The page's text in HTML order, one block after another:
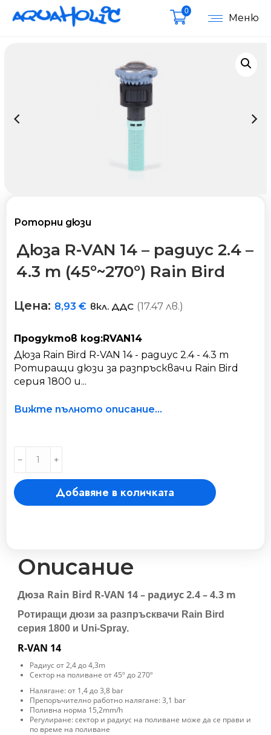
Меню
0
Роторни дюзи
Дюза R-VAN 14 – радиус 2.4 –
4.3 m (45º~270º) Rain Bird
Цена: 8,93€ вкл. ДДС (17.47 лв.)
Продуктов код:RVAN14
Дюза Rain Bird R-VAN 14 - радиус 2.4 - 4.3 m
Ротиращи дюзи за разпръсквачи Rain Bird
серия 1800 и...
Вижте пълното описание...
VAN
14
-
4.3
m
Rain
Bird
количество
﹣ ﹢
Добавяне в количката
Описание
Дюза Rain Bird R-VAN 14 – радиус 2.4 – 4.3 m
Ротиращи дюзи за разпръсквачи Rain Bird
серия 1800 и Uni-Spray.
R-VAN 14
Радиус от 2,4 до 4,3m
Сектор на поливане от 45º до 270º
Налягане: от 1,4 до 3,8 bar
Препоръчително работно налягане: 3,1 bar
Поливна норма 15,2mm/h
Регулиране: сектор и радиус на поливане може да се прави и
по време на поливане